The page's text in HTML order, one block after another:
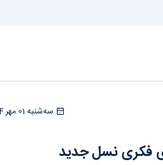
سه‌شنبه 01 مهر 1404
فکری نسل جدید